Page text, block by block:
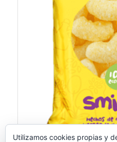
Utilizamos cookies propias y